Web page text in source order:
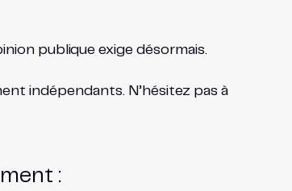
publique exige désormais.
indépendants. N’hésitez pas à
: